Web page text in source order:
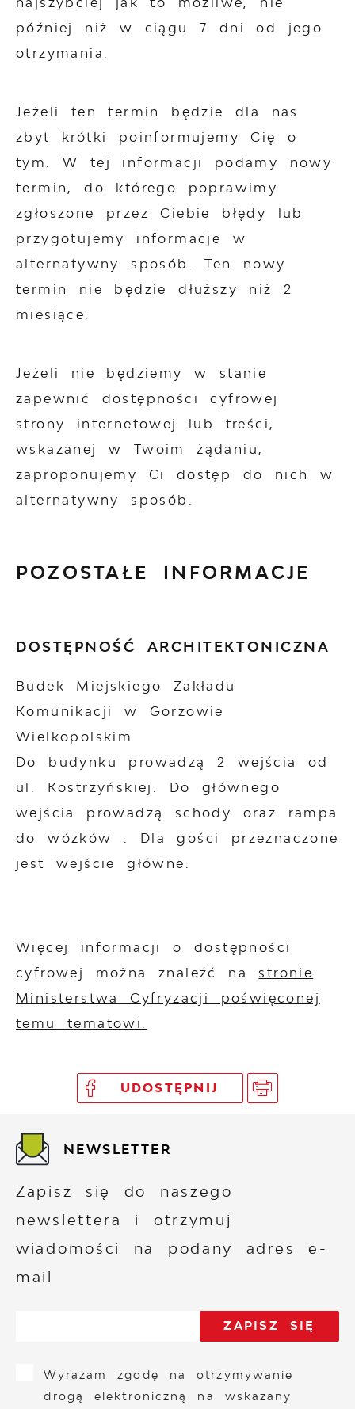
później niż w ciągu 7 dni od jego
otrzymania.
Jeżeli ten termin będzie dla nas
zbyt krótki poinformujemy Cię o
tym. W tej informacji podamy nowy
termin, do którego poprawimy
zgłoszone przez Ciebie błędy lub
przygotujemy informacje w
alternatywny sposób. Ten nowy
termin nie będzie dłuższy niż 2
miesiące.
Jeżeli nie będziemy w stanie
zapewnić dostępności cyfrowej
strony internetowej lub treści,
wskazanej w Twoim żądaniu,
zaproponujemy Ci dostęp do nich w
alternatywny sposób.
POZOSTAŁE INFORMACJE
DOSTĘPNOŚĆ ARCHITEKTONICZNA
Budek Miejskiego Zakładu
Komunikacji w Gorzowie
Wielkopolskim
Do budynku prowadzą 2 wejścia od
ul. Kostrzyńskiej. Do głównego
wejścia prowadzą schody oraz rampa
do wózków . Dla gości przeznaczone
jest wejście główne.
Więcej informacji o dostępności
cyfrowej można znaleźć nastronie
Ministerstwa Cyfryzacji poświęconej
temu tematowi.
UDOSTĘPNIJ
NEWSLETTER
Zapisz się do naszego
newslettera i otrzymuj
wiadomości na podany adres e-
mail
Wyrażam zgodę na otrzymywanie
drogą elektroniczną na wskazany